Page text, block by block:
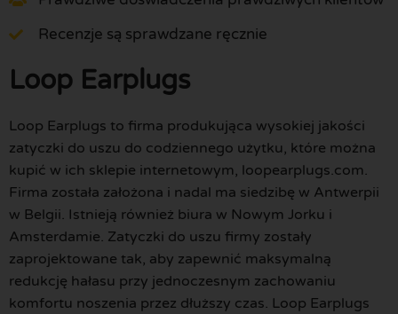
Recenzje są sprawdzane ręcznie
Loop Earplugs
Loop Earplugs to firma produkująca wysokiej jakości
zatyczki do uszu do codziennego użytku, które można
kupić w ich sklepie internetowym, loopearplugs.com.
Firma została założona i nadal ma siedzibę w Antwerpii
w Belgii. Istnieją również biura w Nowym Jorku i
Amsterdamie. Zatyczki do uszu firmy zostały
zaprojektowane tak, aby zapewnić maksymalną
redukcję hałasu przy jednoczesnym zachowaniu
komfortu noszenia przez dłuższy czas. Loop Earplugs